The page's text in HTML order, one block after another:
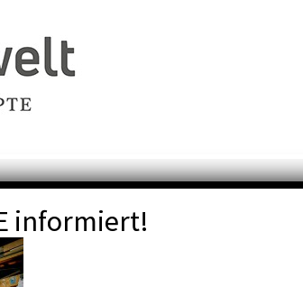
informiert!